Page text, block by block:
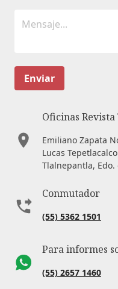
Enviar
Oficinas
Emiliano Zapata
Lucas
Tlalnepantla, Edo.
Conmutador
(55) 5362 1501
Para informes
(55) 2657 1460